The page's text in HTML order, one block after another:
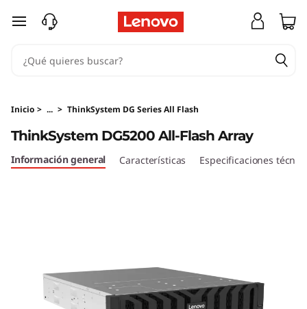
M
Ir al contenido principal
Inicio > ... > ThinkSystem DG Series All Flash
ThinkSystem DG5200 All-Flash Array
Información general Características Especificaciones